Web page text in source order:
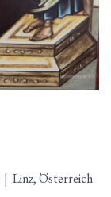
| Linz, Österreich